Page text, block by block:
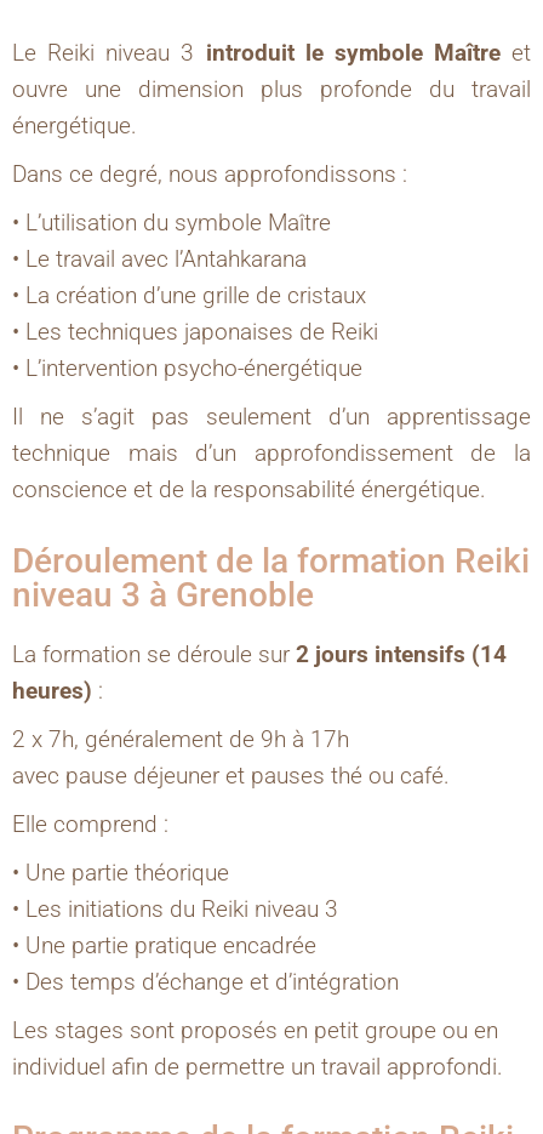
Le Reiki niveau 3 introduit le symbole Maîtreet
ouvre une dimension plus profonde du travail
énergétique.
Dans ce degré, nous approfondissons :
• L’utilisation du symbole Maître
• Le travail avec l’Antahkarana
• La création d’une grille de cristaux
• Les techniques japonaises de Reiki
• L’intervention psycho-énergétique
Il ne s’agit pas seulement d’un apprentissage
technique mais d’un approfondissement de la
conscience et de la responsabilité énergétique.
Déroulement de la formation Reiki
niveau 3 à Grenoble
La formation se déroule sur 2 jours intensifs (14
heures) :
2 x 7h, généralement de 9h à 17h
avec pause déjeuner et pauses thé ou café.
Elle comprend :
• Une partie théorique
• Les initiations du Reiki niveau 3
• Une partie pratique encadrée
• Des temps d’échange et d’intégration
Les stages sont proposés en petit groupe ou en
individuel afin de permettre un travail approfondi.